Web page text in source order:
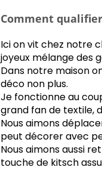
Comment
Ici on vit chez notre
joyeux mélange des
Dans notre maison
déco non plus.
Je fonctionne au
grand fan de textile,
Nous aimons
peut décorer avec
Nous aimons aussi
touche de kitsch